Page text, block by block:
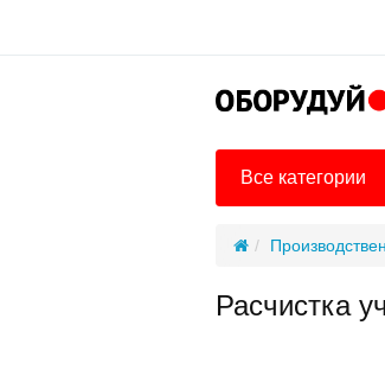
Все категории
Расчистка